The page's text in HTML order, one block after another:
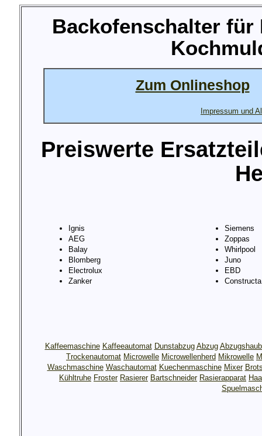
Backofenschalter für
Zum Onlineshop
Impressum und
Preiswerte
Ignis
AEG
Balay
Blomberg
Electrolux
Zanker
Siemens
Zoppas
Whirlpool
Juno
EBD
Constructa
Kaffeemaschine Kaffeeautomat Dunstabzug Abzug
Trockenautomat Microwelle Microwellenherd Mikrowelle
Waschmaschine Waschautomat Kuechenmaschine Mixer
Kühltruhe Froster Rasierer Bartschneider Rasierapparat